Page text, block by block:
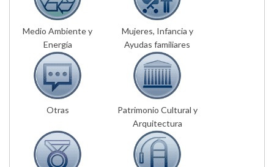
Medio Ambiente y
Energía
Mujeres, Infancia y
Ayudas familiares
Otras
Patrimonio Cultural y
Arquitectura